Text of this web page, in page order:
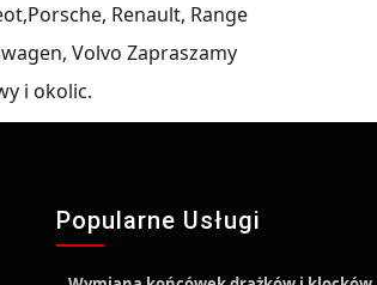
Renault, Range
Volvo Zapraszamy
i okolic.
Popularne Usługi